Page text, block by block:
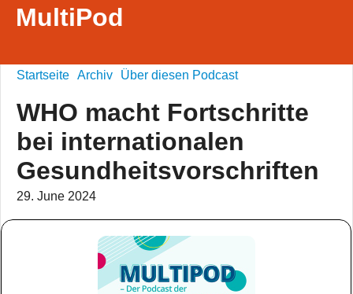
MultiPod
Startseite Archiv Über diesen Podcast
WHO macht Fortschritte
bei internationalen
Gesundheitsvorschriften
29. June 2024